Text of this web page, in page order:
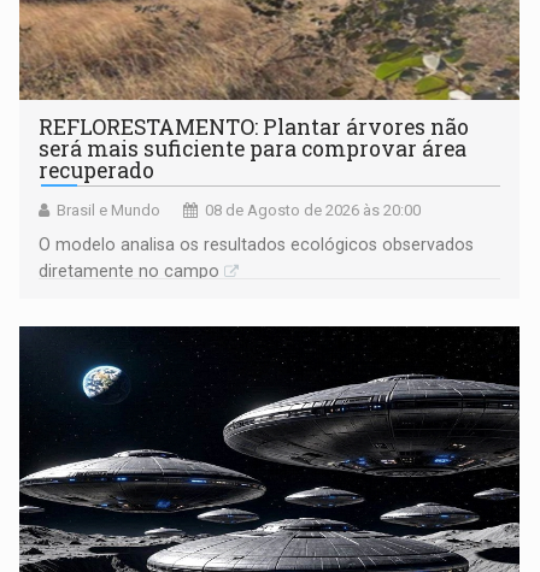
REFLORESTAMENTO: Plantar árvores não
será mais suficiente para comprovar área
recuperado
Brasil e Mundo 08 de Agosto de 2026 às 20:00
O modelo analisa os resultados ecológicos observados
diretamente no campo